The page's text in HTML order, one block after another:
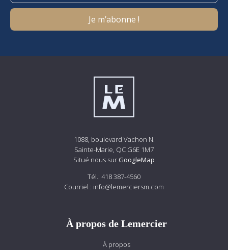
1088, boulevard Vachon N.
Sainte-Marie, QC G6E 1M7
Situé nous sur GoogleMap
Tél.: 418 387-4560
Courriel : info@lemerciersm.com
À propos de Lemercier
À propos